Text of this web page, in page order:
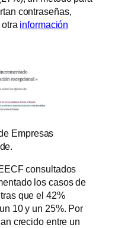
contraseñas,
información
Empresas
consultados
los casos de
que el 42%
10 y un 25%. Por
crecido entre un